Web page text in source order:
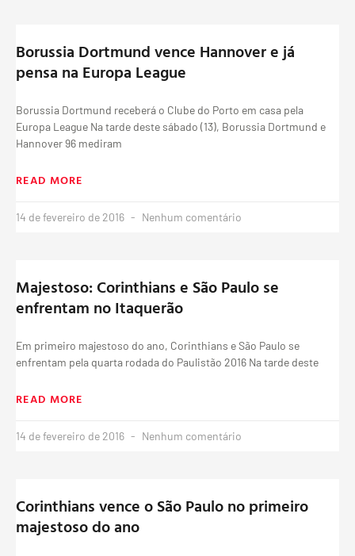
Borussia Dortmund vence Hannover e já
pensa na Europa League
Borussia Dortmund receberá o Clube do Porto em casa pela
Europa League Na tarde deste sábado (13), Borussia Dortmund e
Hannover 96 mediram
READ MORE
14 de fevereiro de 2016 Nenhum comentário
Majestoso: Corinthians e São Paulo se
enfrentam no Itaquerão
Em primeiro majestoso do ano, Corinthians e São Paulo se
enfrentam pela quarta rodada do Paulistão 2016 Na tarde deste
READ MORE
14 de fevereiro de 2016 Nenhum comentário
Corinthians vence o São Paulo no primeiro
majestoso do ano